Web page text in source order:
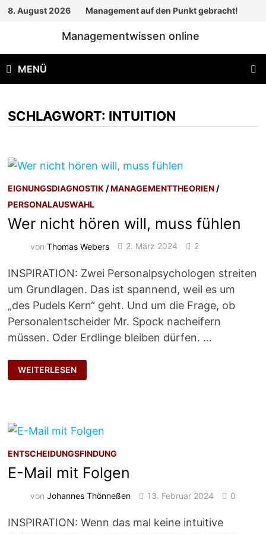
Zum
8. August 2026 Management auf den Punkt gebracht!
Managementwissen online
MENÜ
SCHLAGWORT: INTUITION
EIGNUNGSDIAGNOSTIK /MANAGEMENTTHEORIEN /
PERSONALAUSWAHL
Wer nicht hören will, muss fühlen
vonThomas Webers 2. März 2024 2
INSPIRATION: Zwei Personalpsychologen streiten
um Grundlagen. Das ist spannend, weil es um
„des Pudels Kern“ geht. Und um die Frage, ob
Personalentscheider Mr. Spock nacheifern
müssen. Oder Erdlinge bleiben dürfen. …
WER
NICHT
HÖREN
WEITERLESEN
ENTSCHEIDUNGSFINDUNG
E-Mail mit Folgen
vonJohannes Thönneßen 13. Februar 2024 0
INSPIRATION: Wenn das mal keine intuitive